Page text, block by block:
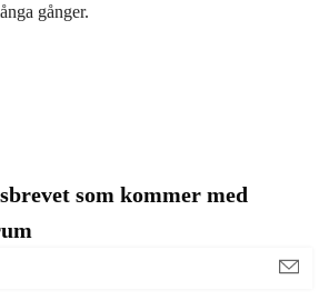
gånger.
som kommer med